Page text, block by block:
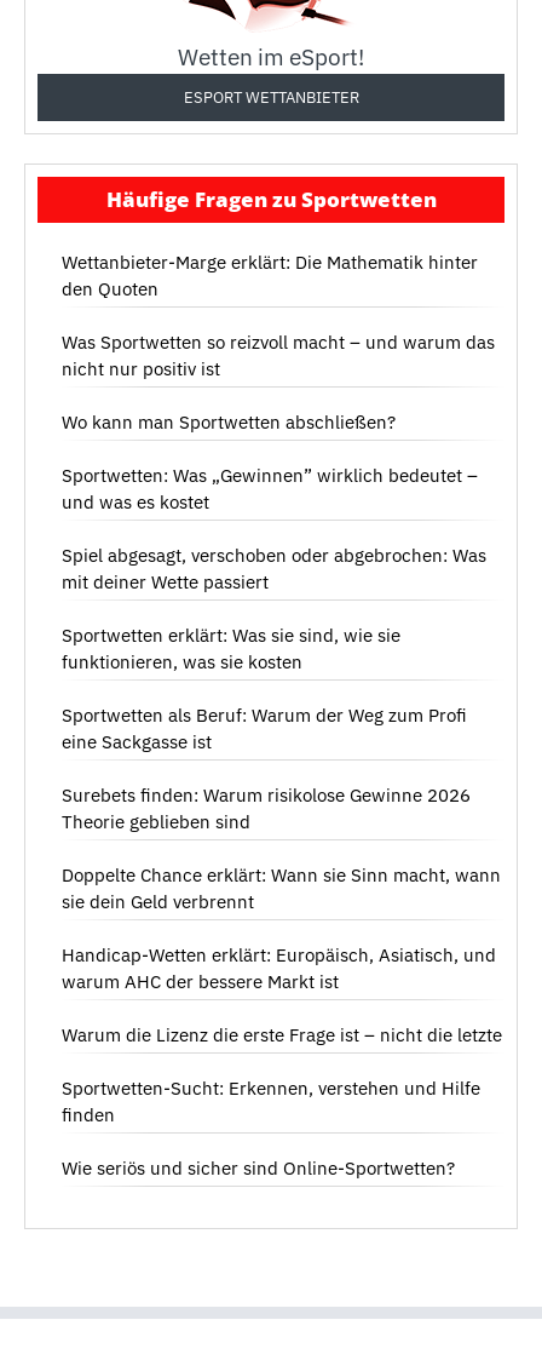
Wetten im eSport!
ESPORT WETTANBIETER
Häufige Fragen zu Sportwetten
Wettanbieter-Marge erklärt: Die Mathematik hinter
den Quoten
Was Sportwetten so reizvoll macht – und warum das
nicht nur positiv ist
Wo kann man Sportwetten abschließen?
Sportwetten: Was „Gewinnen” wirklich bedeutet –
und was es kostet
Spiel abgesagt, verschoben oder abgebrochen: Was
mit deiner Wette passiert
Sportwetten erklärt: Was sie sind, wie sie
funktionieren, was sie kosten
Sportwetten als Beruf: Warum der Weg zum Profi
eine Sackgasse ist
Surebets finden: Warum risikolose Gewinne 2026
Theorie geblieben sind
Doppelte Chance erklärt: Wann sie Sinn macht, wann
sie dein Geld verbrennt
Handicap-Wetten erklärt: Europäisch, Asiatisch, und
warum AHC der bessere Markt ist
Warum die Lizenz die erste Frage ist – nicht die letzte
Sportwetten-Sucht: Erkennen, verstehen und Hilfe
finden
Wie seriös und sicher sind Online-Sportwetten?